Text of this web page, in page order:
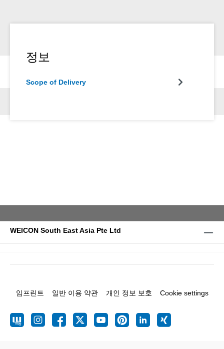
정보
Scope of Delivery
WEICON South East Asia Pte Ltd
임프린트 일반 이용 약관 개인 정보 보호 Cookie settings